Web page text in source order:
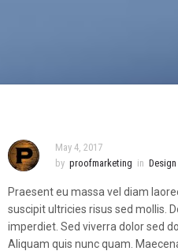
May 4, 2017
by proofmarketing in Design
Praesent eu massa vel diam
suscipit ultricies risus sed mollis.
imperdiet. Sed viverra dolor sed
Aliquam quis nunc quam.